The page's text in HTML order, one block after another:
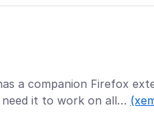
a companion Firefox
need it to work on all…